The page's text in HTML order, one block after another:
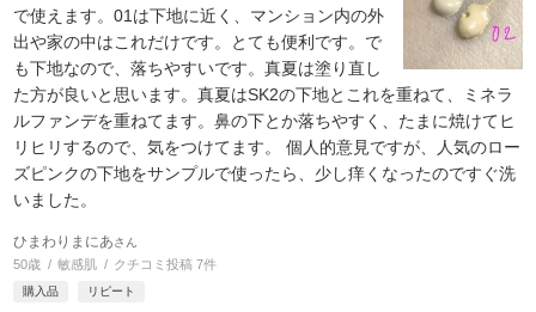
で使えます。01は下地に近く、マンション内の外
出や家の中はこれだけです。とても便利です。で
も下地なので、落ちやすいです。真夏は塗り直し
た方が良いと思います。真夏はSK2の下地とこれを重ねて、ミネラ
ルファンデを重ねてます。鼻の下とか落ちやすく、たまに焼けてヒ
リヒリするので、気をつけてます。 個人的意見ですが、人気のロー
ズピンクの下地をサンプルで使ったら、少し痒くなったのですぐ洗
いました。
ひまわりまにあさん
50歳 敏感肌 クチコミ投稿 7件
購入品 リピート